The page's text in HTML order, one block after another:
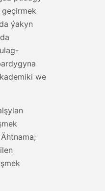
ýakyn
we